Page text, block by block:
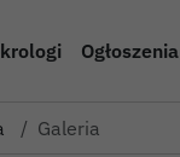
Ogłoszenia
bolesław…
Galeria